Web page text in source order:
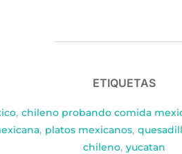
ETIQUETAS
, chileno probando comida
, platos mexicanos,
chileno, yucatan